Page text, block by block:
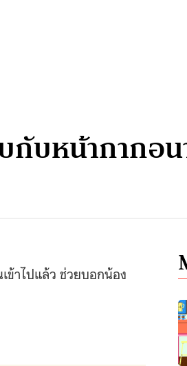
บหน้ากากอ
ข้าไปแล้ว ช่วยบอกน้อง